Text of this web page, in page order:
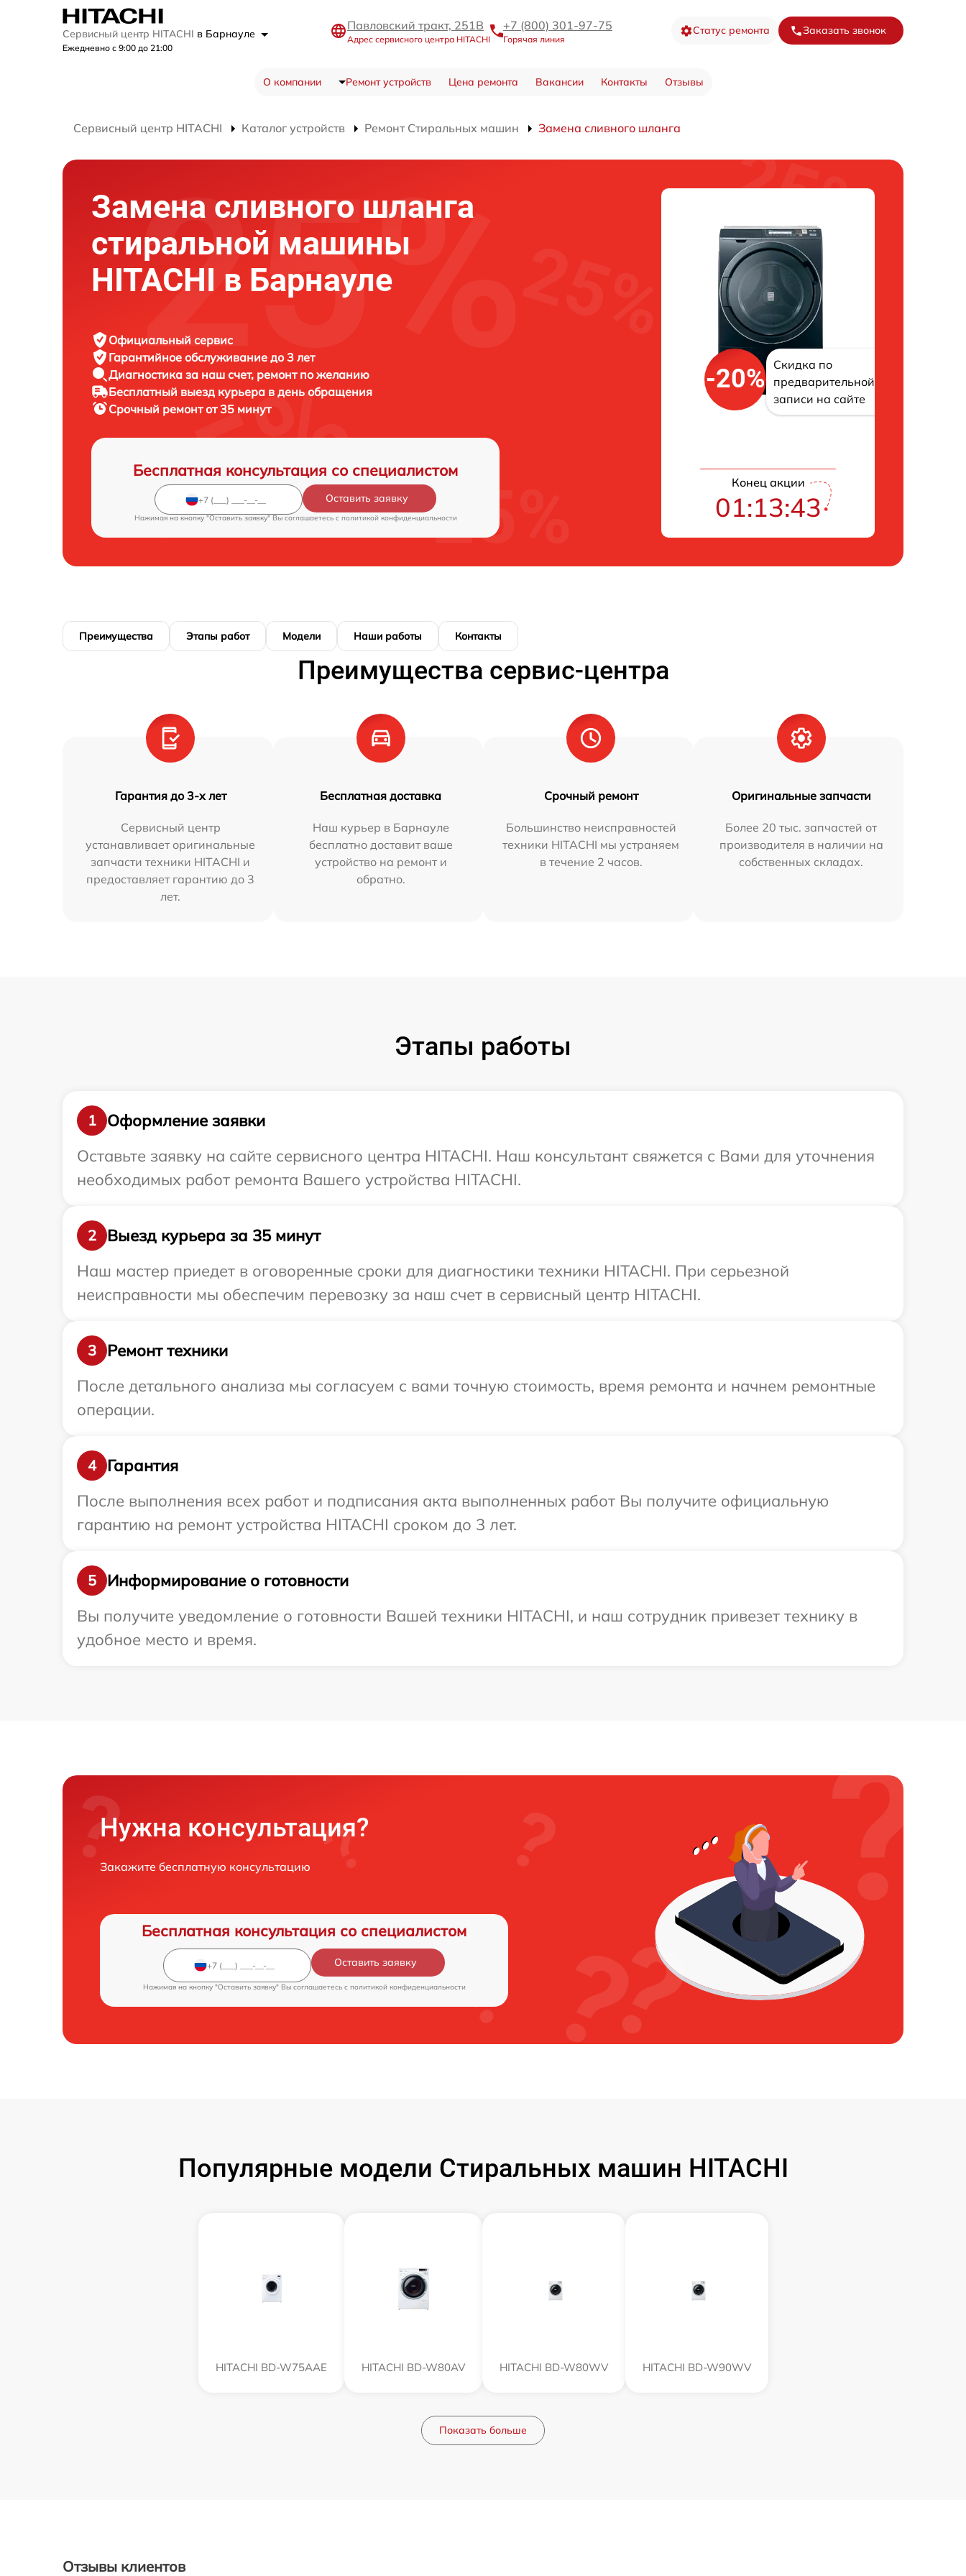
Сервисный центр HITACHI в Барнауле
Ежедневно с 9:00 до 21:00
Павловский тракт, 251В
Адрес сервисного центра HITACHI
+7 (800) 301-97-75
Горячая линия
Статус ремонта Заказать звонок
О компании Ремонт устройств Цена ремонта Вакансии Контакты Отзывы
Сервисный центр HITACHI Каталог устройств Ремонт Стиральных машин Замена сливного шланга
Замена сливного шланга
стиральной машины
HITACHI в Барнауле
Официальный сервис
Гарантийное обслуживание до 3 лет
Диагностика за наш счет, ремонт по желанию
Бесплатный выезд курьера в день обращения
Срочный ремонтот 35 минут
Бесплатная консультация со специалистом
Оставить заявку
Нажимая на кнопку "Оставить заявку" Вы соглашаетесь c политикой конфиденциальности
-20%
Скидка по
предварительной
записи на сайте
Конец акции
01:13:42
Преимущества Этапы работ Модели Наши работы Контакты
Преимущества сервис-центра
Гарантия до 3-х лет
Сервисный центр
устанавливает оригинальные
запчасти техники HITACHI и
предоставляет гарантию до 3
лет.
Бесплатная доставка
Наш курьер в Барнауле
бесплатно доставит ваше
устройство на ремонт и
обратно.
Срочный ремонт
Большинство неисправностей
техники HITACHI мы устраняем
в течение 2 часов.
Оригинальные запчасти
Более 20 тыс. запчастей от
производителя в наличии на
собственных складах.
Этапы работы
1
Оформление заявки
Оставьте заявку на сайте сервисного центра HITACHI. Наш консультант свяжется с Вами для уточнения
необходимых работ ремонта Вашего устройства HITACHI.
2
Выезд курьера за 35 минут
Наш мастер приедет в оговоренные сроки для диагностики техники HITACHI. При серьезной
неисправности мы обеспечим перевозку за наш счет в сервисный центр HITACHI.
3
Ремонт техники
После детального анализа мы согласуем с вами точную стоимость, время ремонта и начнем ремонтные
операции.
4
Гарантия
После выполнения всех работ и подписания акта выполненных работ Вы получите официальную
гарантию на ремонт устройства HITACHI сроком до 3 лет.
5
Информирование о готовности
Вы получите уведомление о готовности Вашей техники HITACHI, и наш сотрудник привезет технику в
удобное место и время.
Нужна консультация?
Закажите бесплатную консультацию
Бесплатная консультация со специалистом
Оставить заявку
Нажимая на кнопку "Оставить заявку" Вы соглашаетесь c политикой конфиденциальности
Популярные модели Стиральных машин HITACHI
HITACHI BD-W75AAE HITACHI BD-W80AV HITACHI BD-W80WV HITACHI BD-W90WV
Показать больше
Отзывы клиентов